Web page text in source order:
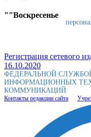
""Воскресенье
Регистрация сетевого
16.10.2020
ФЕДЕРАЛЬНОЙ
ИНФОРМАЦИОННЫХ
КОММУНИКАЦИЙ
Контакты редакции сайта